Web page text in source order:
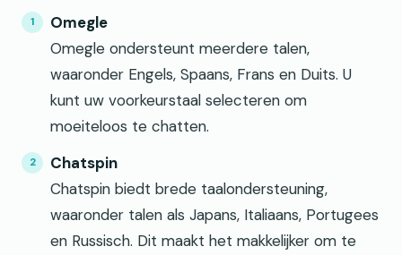
Omegle
Omegle ondersteunt meerdere talen,
waaronder Engels, Spaans, Frans en Duits. U
kunt uw voorkeurstaal selecteren om
moeiteloos te chatten.
Chatspin
Chatspin biedt brede taalondersteuning,
waaronder talen als Japans, Italiaans, Portugees
en Russisch. Dit maakt het makkelijker om te